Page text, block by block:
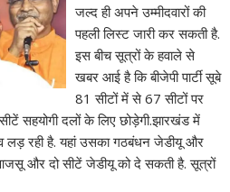
जल्द ही अपने उम्मीदवारों की
पहली लिस्ट जारी कर सकती है.
इस बीच सूत्रों के हवाले से
खबर आई है कि बीजेपी पार्टी सूबे
81 सीटों में से 67 सीटों पर
सहयोगी दलों के लिए छोड़ेगी.झारखंड में
लड़ रही है. यहां उसका गठबंधन जेडीयू और
और दो सीटें जेडीयू को दे सकती है. सूत्रों